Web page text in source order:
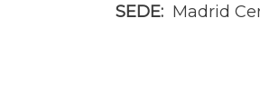
SEDE:Madrid